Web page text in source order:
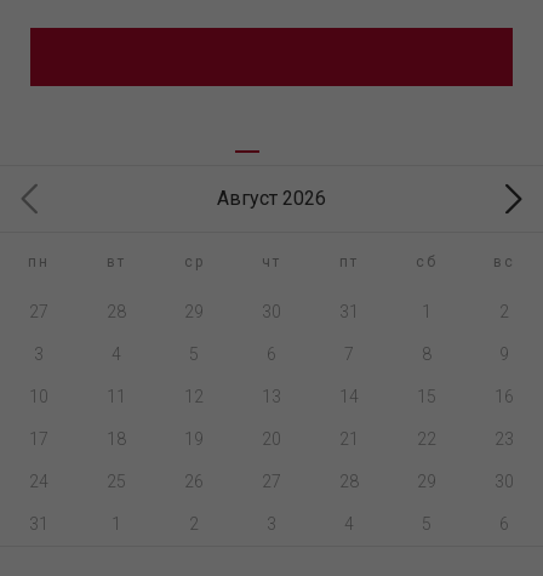
Август 2026
пн вт ср чт пт сб вс
27 28 29 30 31 1 2
3 4 5 6 7 8 9
10 11 12 13 14 15 16
17 18 19 20 21 22 23
24 25 26 27 28 29 30
31 1 2 3 4 5 6